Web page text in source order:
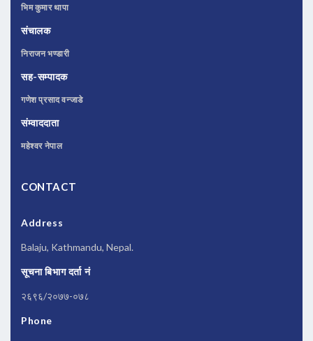
भिम कुमार थापा
संचालक
निराजन भण्डारी
सह-सम्पादक
गणेश प्रसाद वन्जाडे
संम्वाददाता
महेश्वर नेपाल
CONTACT
Address
Balaju, Kathmandu, Nepal.
सूचना बिभाग दर्ता नं
२६९६/२०७७-०७८
Phone